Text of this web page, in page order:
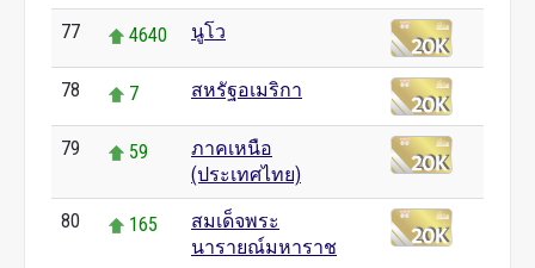
77 4640 นูโว
78 7 สหรัฐอเมริกา
79 59
ภาคเหนือ
(ประเทศไทย)
80 165
สมเด็จพระ
นารายณ์มหาราช